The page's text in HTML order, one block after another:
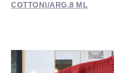
COTTON)/ARG.8 ML